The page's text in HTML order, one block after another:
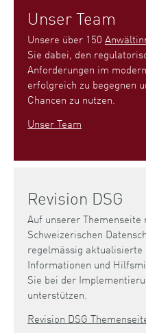
Unser Team
Unsere über 150
Sie dabei, den
Anforderungen im
erfolgreich zu begegnen
Chancen zu nutzen.
Unser Team
Revision DSG
Auf unserer Themenseite
Schweizerischen
regelmässig aktualisierte
Informationen und
Sie bei der
unterstützen.
Revision DSG